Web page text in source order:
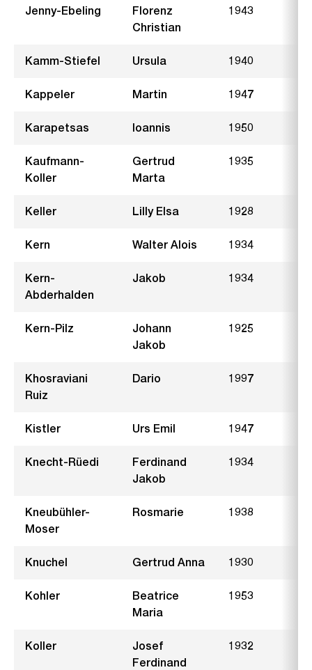
Jenny-Ebeling
Florenz
Christian
1943
Kamm-Stiefel Ursula 1940
Kappeler Martin 1947
Karapetsas Ioannis 1950
Kaufmann-
Koller
Gertrud
Marta
1935
Keller Lilly Elsa 1928
Kern Walter Alois 1934
Kern-
Abderhalden
Jakob 1934
Kern-Pilz
Johann
Jakob
1925
Khosraviani
Ruiz
Dario 1997
Kistler Urs Emil 1947
Knecht-Rüedi
Ferdinand
Jakob
1934
Kneubühler-
Moser
Rosmarie 1938
Knuchel Gertrud Anna 1930
Kohler
Beatrice
Maria
1953
Koller
Josef
Ferdinand
1932